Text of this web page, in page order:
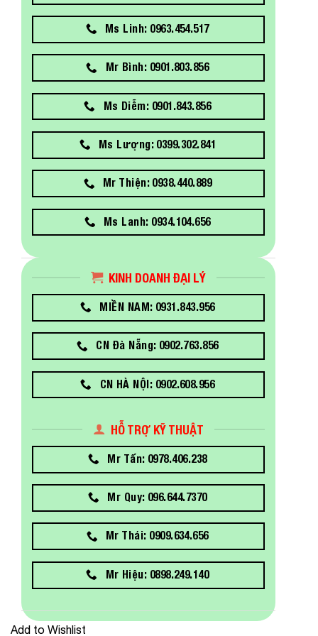
Ms Linh: 0963.454.517
Mr Bình: 0901.803.856
Ms Diễm: 0901.843.856
Ms Lượng: 0399.302.841
Mr Thiện: 0938.440.889
Ms Lanh: 0934.104.656
KINH DOANH ĐẠI LÝ
MIỀN NAM: 0931.843.956
CN Đà Nẵng: 0902.763.856
CN HÀ NỘI: 0902.608.956
HỖ TRỢ KỸ THUẬT
Mr Tấn: 0978.406.238
Mr Quy: 096.644.7370
Mr Thái: 0909.634.656
Mr Hiệu: 0898.249.140
Add to Wishlist